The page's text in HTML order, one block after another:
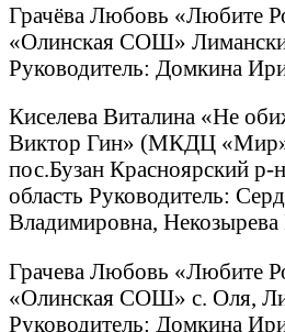
Грачёва Любовь «Любите
«Олинская СОШ»
Руководитель: Домкина
Киселева Виталина «Не
Виктор Гин» (МКДЦ
пос.Бузан Красноярский р-
область Руководитель:
Владимировна, Некозырева
Грачева Любовь «Любите
«Олинская СОШ» с. Оля,
Руководитель: Домкина